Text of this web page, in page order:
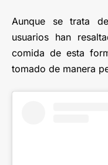
Aunque se trata
usuarios han
comida de esta
tomado de manera